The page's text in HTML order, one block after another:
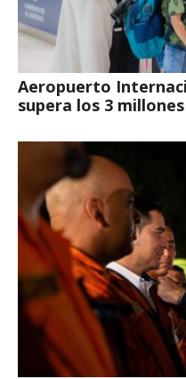
Aeropuerto
supera los 3